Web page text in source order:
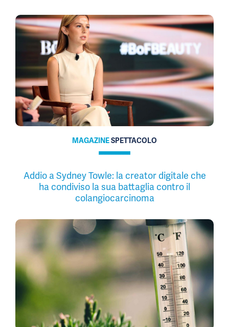
MAGAZINESPETTACOLO
Addio a Sydney Towle: la creator digitale che
ha condiviso la sua battaglia contro il
colangiocarcinoma